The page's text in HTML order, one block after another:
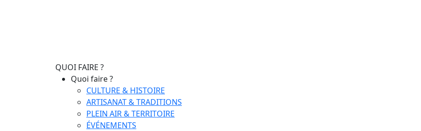
QUOI FAIRE ?
Quoi faire ?
CULTURE & HISTOIRE
ARTISANAT & TRADITIONS
PLEIN AIR & TERRITOIRE
ÉVÉNEMENTS